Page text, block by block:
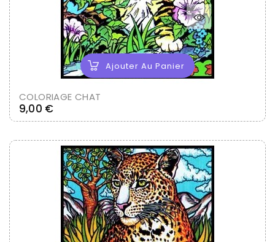
Ajouter Au Panier
COLORIAGE CHAT
9,00 €Prix